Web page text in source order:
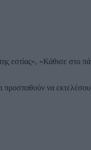
εστίας», «Κάθισε
να